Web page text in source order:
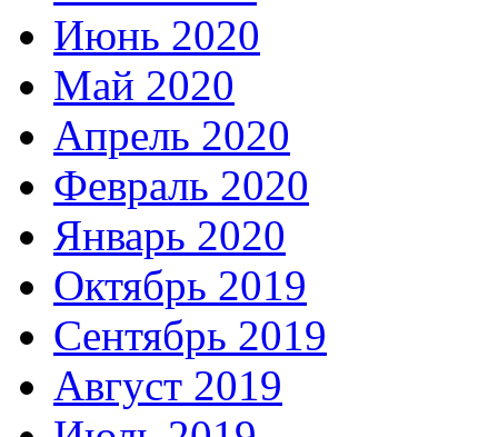
Июнь 2020
Май 2020
Апрель 2020
Февраль 2020
Январь 2020
Октябрь 2019
Сентябрь 2019
Август 2019